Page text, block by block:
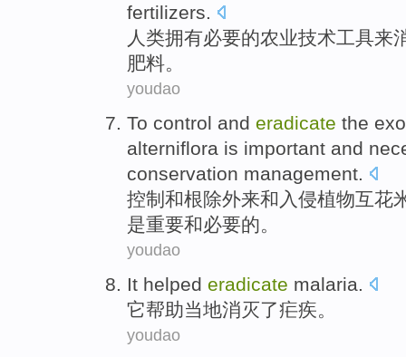
fertilizers.
人类拥有必要的农业技术工具来
肥料。
youdao
To control and eradicate the
alterniflora is important and
conservation management.
控制 和根除外来和 入侵植物互花
是重要和必要的。
youdao
It helped eradicate malaria
它帮助当地消灭了疟疾 。
youdao